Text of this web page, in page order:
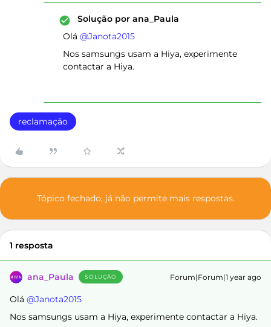
Solução por ana_Paula
Olá ​ @Janota2015
Nos samsungs usam a Hiya, experimente
contactar a Hiya.
reclamação
Tópico fechado, já não permite mais respostas.
1 resposta
ana_Paula SOLUÇÃO Forum|Forum|1 year ago
Olá ​ @Janota2015
Nos samsungs usam a Hiya, experimente contactar a Hiya.